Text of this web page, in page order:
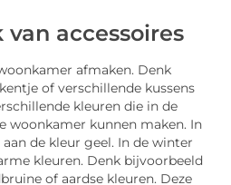
accessoires
afmaken. Denk
of verschillende kussens
kleuren die in de
woonkamer kunnen maken. In
de kleur geel. In de winter
kleuren. Denk bijvoorbeeld
of aardse kleuren. Deze